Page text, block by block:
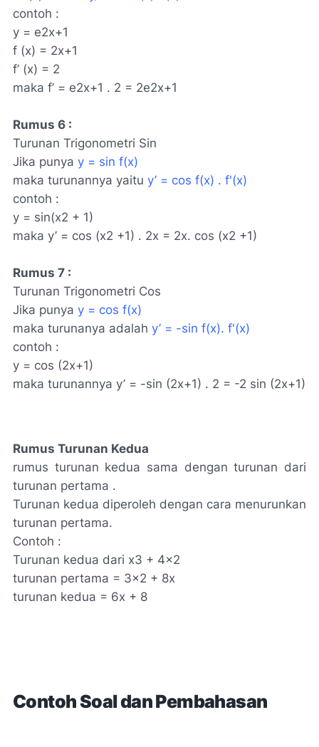
contoh :
y = e2x+1
f (x) = 2x+1
f’ (x) = 2
maka f’ = e2x+1 . 2 = 2e2x+1
Rumus 6 :
Turunan Trigonometri Sin
Jika punya y = sin f(x)
maka turunannya yaitu y’ = cos f(x) . f'(x)
contoh :
y = sin(x2 + 1)
maka y’ = cos (x2 +1) . 2x = 2x. cos (x2 +1)
Rumus 7 :
Turunan Trigonometri Cos
Jika punya y = cos f(x)
maka turunanya adalah y’ = -sin f(x). f'(x)
contoh :
y = cos (2x+1)
maka turunannya y’ = -sin (2x+1) . 2 = -2 sin (2x+1)
Rumus Turunan Kedua
rumus turunan kedua sama dengan turunan dari
turunan pertama .
Turunan kedua diperoleh dengan cara menurunkan
turunan pertama.
Contoh :
Turunan kedua dari x3 + 4×2
turunan pertama = 3×2 + 8x
turunan kedua = 6x + 8
Contoh Soal dan Pembahasan